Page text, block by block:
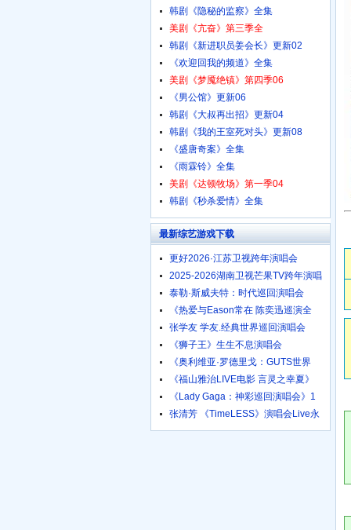
韩剧《隐秘的监察》全集
美剧《亢奋》第三季全
韩剧《新进职员姜会长》更新02
《欢迎回我的频道》全集
美剧《梦魇绝镇》第四季06
《男公馆》更新06
韩剧《大叔再出招》更新04
韩剧《我的王室死对头》更新08
《盛唐奇案》全集
《雨霖铃》全集
美剧《达顿牧场》第一季04
韩剧《秒杀爱情》全集
最新综艺游戏下载
更好2026·江苏卫视跨年演唱会
2025-2026湖南卫视芒果TV跨年演唱
泰勒·斯威夫特：时代巡回演唱会
《热爱与Eason常在 陈奕迅巡演全
张学友 学友.经典世界巡回演唱会
《狮子王》生生不息演唱会
《奥利维亚·罗德里戈：GUTS世界
《福山雅治LIVE电影 言灵之幸夏》
《Lady Gaga：神彩巡回演唱会》1
张清芳 《TimeLESS》演唱会Live永